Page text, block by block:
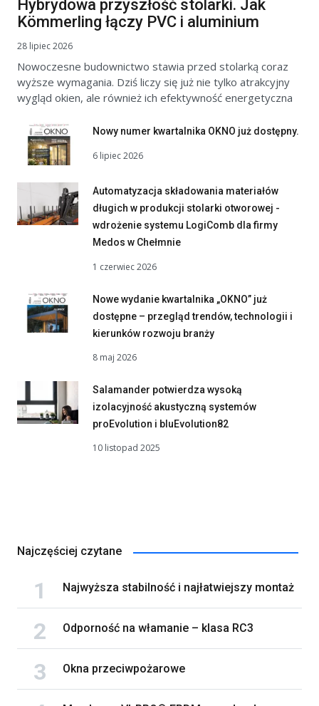
Hybrydowa przyszłość stolarki. Jak
Kömmerling łączy PVC i aluminium
28 lipiec 2026
Nowoczesne budownictwo stawia przed stolarką coraz
wyższe wymagania. Dziś liczy się już nie tylko atrakcyjny
wygląd okien, ale również ich efektywność energetyczna
Nowy numer kwartalnika OKNO już dostępny.
6 lipiec 2026
Automatyzacja składowania materiałów
długich w produkcji stolarki otworowej -
wdrożenie systemu LogiComb dla firmy
Medos w Chełmnie
1 czerwiec 2026
Nowe wydanie kwartalnika „OKNO” już
dostępne – przegląd trendów, technologii i
kierunków rozwoju branży
8 maj 2026
Salamander potwierdza wysoką
izolacyjność akustyczną systemów
proEvolution i bluEvolution82
10 listopad 2025
Najczęściej czytane
Najwyższa stabilność i najłatwiejszy montaż
Odporność na włamanie – klasa RC3
Okna przeciwpożarowe